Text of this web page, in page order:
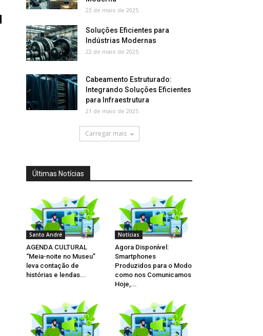
23 de maio de 2025
Soluções Eficientes para
Indústrias Modernas
22 de maio de 2025
Cabeamento Estruturado:
Integrando Soluções Eficientes
para Infraestrutura
21 de maio de 2025
Carregar mais
Últimas Notícias
Santo André
AGENDA CULTURAL
“Meia-noite no Museu”
leva contação de
histórias e lendas...
Notícias
Agora Disponível:
Smartphones
Produzidos para o Modo
como nos Comunicamos
Hoje,...